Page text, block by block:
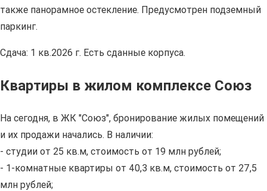
также панорамное остекление. Предусмотрен подземный
паркинг.
Сдача: 1 кв.2026 г. Есть сданные корпуса.
Квартиры в жилом комплексе Союз
На сегодня, в ЖК "Союз", бронирование жилых помещений
и их продажи начались. В наличии:
- студии от 25 кв.м, стоимость от 19 млн рублей;
- 1-комнатные квартиры от 40,3 кв.м, стоимость от 27,5
млн рублей;